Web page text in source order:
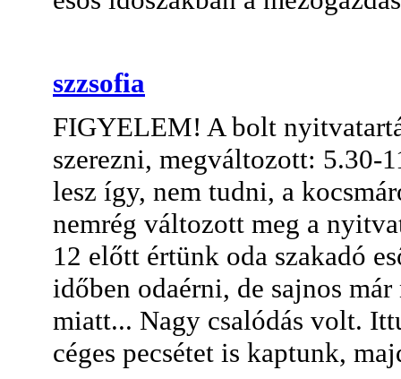
szzsofia
FIGYELEM! A bolt
szerezni, megváltozott: 5.30-
lesz így, nem tudni, a
nemrég változott meg a
12 előtt értünk oda szakadó
időben odaérni, de sajnos
miatt... Nagy csalódás volt.
céges pecsétet is kaptunk,